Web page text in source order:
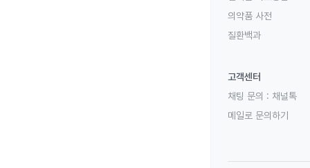
의약품 사전
질환백과
고객센터
채팅 문의 : 채널톡
메일로 문의하기